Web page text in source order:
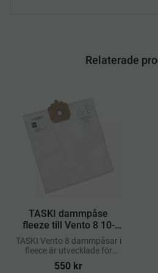
Relaterade
​TASKI dammpåse
fleeze till Vento 8 10-
pack
TASKI Vento 8 dammpåsar i
fleece är utvecklade för
effektiv uppsamling av
damm och smuts samtidigt
550 kr